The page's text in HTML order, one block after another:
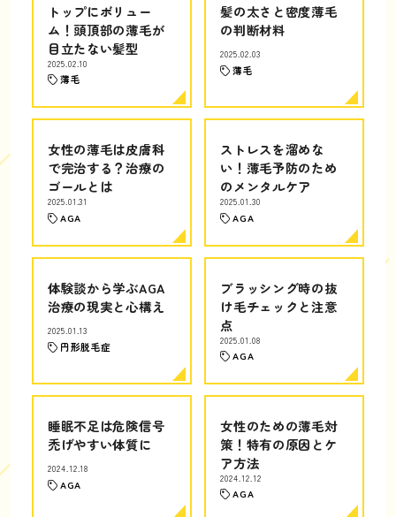
トップにボリュー
ム！頭頂部の薄毛が
目立たない髪型
2025.02.10
薄毛
髪の太さと密度薄毛
の判断材料
2025.02.03
薄毛
女性の薄毛は皮膚科
で完治する？治療の
ゴールとは
2025.01.31
AGA
ストレスを溜めな
い！薄毛予防のため
のメンタルケア
2025.01.30
AGA
体験談から学ぶAGA
治療の現実と心構え
2025.01.13
円形脱毛症
ブラッシング時の抜
け毛チェックと注意
点
2025.01.08
AGA
睡眠不足は危険信号
禿げやすい体質に
2024.12.18
AGA
女性のための薄毛対
策！特有の原因とケ
ア方法
2024.12.12
AGA